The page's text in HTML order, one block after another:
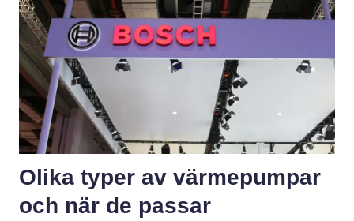
Olika typer av värmepumpar
och när de passar